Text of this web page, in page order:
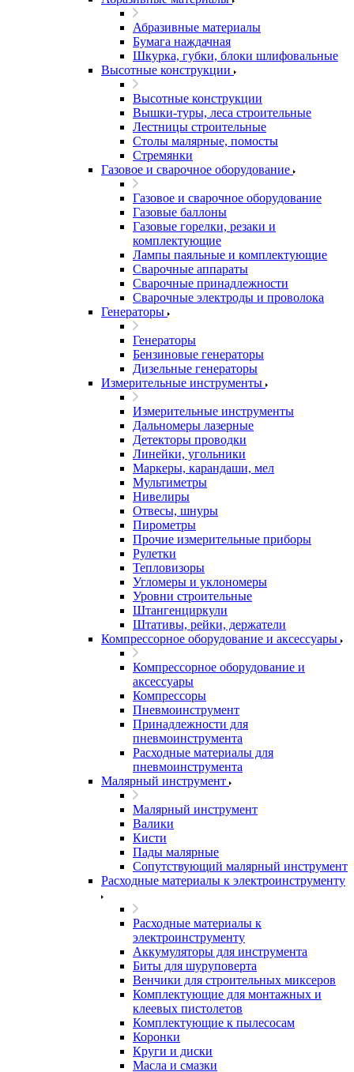
Абразивные материалы
Бумага наждачная
Шкурка, губки, блоки шлифовальные
Высотные конструкции
Высотные конструкции
Вышки-туры, леса строительные
Лестницы строительные
Столы малярные, помосты
Стремянки
Газовое и сварочное оборудование
Газовое и сварочное оборудование
Газовые баллоны
Газовые горелки, резаки и
комплектующие
Лампы паяльные и комплектующие
Сварочные аппараты
Сварочные принадлежности
Сварочные электроды и проволока
Генераторы
Генераторы
Бензиновые генераторы
Дизельные генераторы
Измерительные инструменты
Измерительные инструменты
Дальномеры лазерные
Детекторы проводки
Линейки, угольники
Маркеры, карандаши, мел
Мультиметры
Нивелиры
Отвесы, шнуры
Пирометры
Прочие измерительные приборы
Рулетки
Тепловизоры
Угломеры и уклономеры
Уровни строительные
Штангенциркули
Штативы, рейки, держатели
Компрессорное оборудование и аксессуары
Компрессорное оборудование и
аксессуары
Компрессоры
Пневмоинструмент
Принадлежности для
пневмоинструмента
Расходные материалы для
пневмоинструмента
Малярный инструмент
Малярный инструмент
Валики
Кисти
Пады малярные
Сопутствующий малярный инструмент
Расходные материалы к электроинструменту
Расходные материалы к
электроинструменту
Аккумуляторы для инструмента
Биты для шуруповерта
Венчики для строительных миксеров
Комплектующие для монтажных и
клеевых пистолетов
Комплектующие к пылесосам
Коронки
Круги и диски
Масла и смазки